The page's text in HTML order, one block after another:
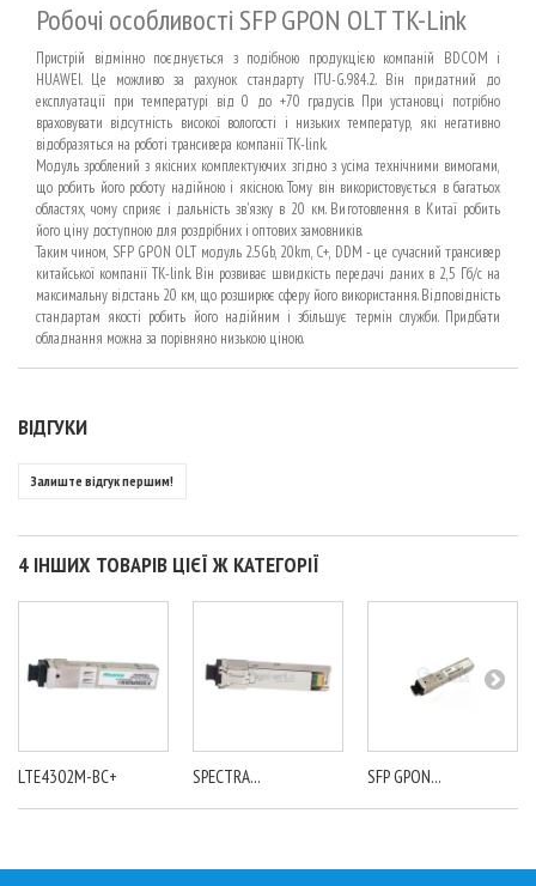
Робочі особливості SFP GPON OLT TK-Link
Пристрій відмінно поєднується з подібною продукцією компаній BDCOM і
HUAWEI. Це можливо за рахунок стандарту ITU-G.984.2. Він придатний до
експлуатації при температурі від 0 до +70 градусів. При установці потрібно
враховувати відсутність високої вологості і низьких температур, які негативно
відобразяться на роботі трансивера компанії TK-link.
Модуль зроблений з якісних комплектуючих згідно з усіма технічними вимогами,
що робить його роботу надійною і якісною. Тому він використовується в багатьох
областях, чому сприяє і дальність зв'язку в 20 км. Виготовлення в Китаї робить
його ціну доступною для роздрібних і оптових замовників.
Таким чином, SFP GPON OLT модуль 2.5Gb, 20km, C+, DDM - це сучасний трансивер
китайської компанії TK-link. Він розвиває швидкість передачі даних в 2,5 Гб/с на
максимальну відстань 20 км, що розширює сферу його використання. Відповідність
стандартам якості робить його надійним і збільшує термін служби. Придбати
обладнання можна за порівняно низькою ціною.
ВІДГУКИ
Залиште відгук першим!
4 ІНШИХ ТОВАРІВ ЦІЄЇ Ж КАТЕГОРІЇ
LTE4302M-BC+ SPECTRA... SFP GPON...